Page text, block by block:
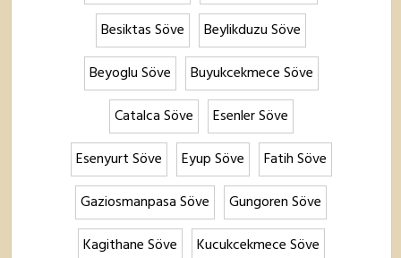
Besiktas Söve
Beylikduzu Söve
Beyoglu Söve
Buyukcekmece Söve
Catalca Söve
Esenler Söve
Esenyurt Söve
Eyup Söve
Fatih Söve
Gaziosmanpasa Söve
Gungoren Söve
Kagithane Söve
Kucukcekmece Söve